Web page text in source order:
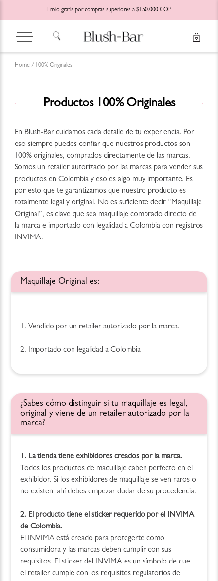
Envío gratis por compras superiores a $150.000 COP
Home / 100% Originales
Productos 100% Originales
En Blush-Bar cuidamos cada detalle de tu experiencia. Por
eso siempre puedes confiar que nuestros productos son
100% originales, comprados directamente de las marcas.
Somos un retailer autorizado por las marcas para vender sus
productos en Colombia y eso es algo muy importante. Es
por esto que te garantizamos que nuestro producto es
totalmente legal y original. No es suficiente decir “Maquillaje
Original”, es clave que sea maquillaje comprado directo de
la marca e importado con legalidad a Colombia con registros
INVIMA.
Maquillaje Original es:
1. Vendido por un retailer autorizado por la marca.
2. Importado con legalidad a Colombia
¿Sabes cómo distinguir si tu maquillaje es legal,
original y viene de un retailer autorizado por la
marca?
1. La tienda tiene exhibidores creados por la marca.
Todos los productos de maquillaje caben perfecto en el
exhibidor. Si los exhibidores de maquillaje se ven raros o
no existen, ahí debes empezar dudar de su procedencia.
2. El producto tiene el sticker requerído por el INVIMA
de Colombia.
El INVIMA está creado para protegerte como
consumidora y las marcas deben cumplir con sus
requisitos. El sticker del INVIMA es un símbolo de que
el retailer cumple con los requisitos regulatorios de